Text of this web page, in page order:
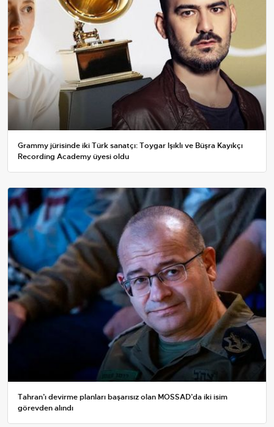
Grammy jürisinde iki Türk sanatçı: Toygar Işıklı ve Büşra Kayıkçı
Recording Academy üyesi oldu
Tahran’ı devirme planları başarısız olan MOSSAD’da iki isim
görevden alındı